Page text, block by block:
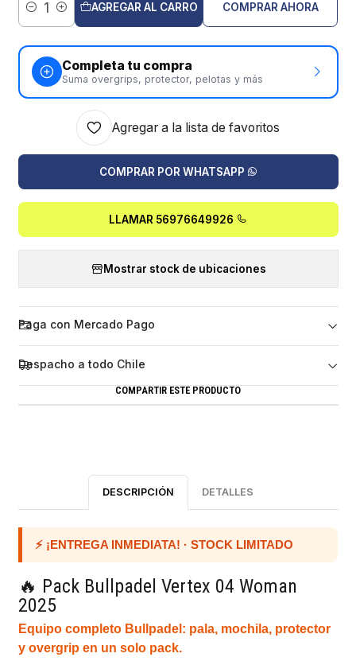
Cantidad
AGREGAR AL CARRO COMPRAR AHORA
Completa tu compra
Suma overgrips, protector, pelotas y más
Agregar a la lista de favoritos
COMPRAR POR WHATSAPP
LLAMAR 56976649926
Mostrar stock de ubicaciones
Paga con Mercado Pago
Despacho a todo Chile
COMPARTIR ESTE PRODUCTO
DESCRIPCIÓN DETALLES
⚡ ¡ENTREGA INMEDIATA! · STOCK LIMITADO
🔥 Pack Bullpadel Vertex 04 Woman
2025
Equipo completo Bullpadel: pala, mochila, protector
y overgrip en un solo pack.